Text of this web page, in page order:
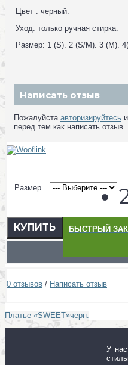
Цвет : черный.
Уход: только ручная стирка.
Размер: 1 (S). 2 (S/M). 3 (M).
Написать отзыв
Пожалуйста авторизируйтесь
перед тем как написать отзыв
Размер
КУПИТЬ БЫСТРЫЙ
0 отзывов / Написать отзыв
Платье «SWEET»черн.
У